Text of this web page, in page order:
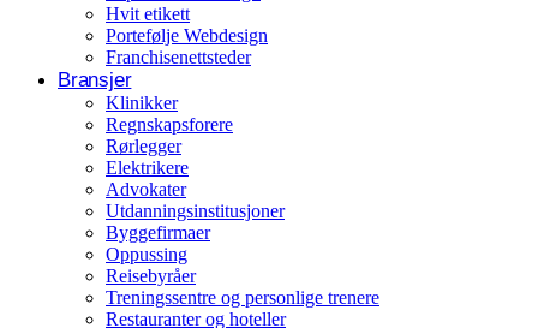
Hvit etikett
Portefølje Webdesign
Franchisenettsteder
Bransjer
Klinikker
Regnskapsforere
Rørlegger
Elektrikere
Advokater
Utdanningsinstitusjoner
Byggefirmaer
Oppussing
Reisebyråer
Treningssentre og personlige trenere
Restauranter og hoteller